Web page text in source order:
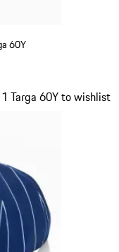
60Y
Targa 60Y to wishlist